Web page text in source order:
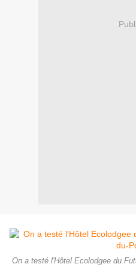
On a testé l'Hôtel Ecolodgee du